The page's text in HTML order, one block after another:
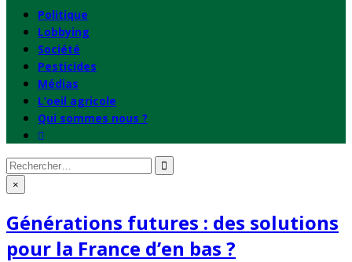
Politique
Lobbying
Société
Pesticides
Médias
L’oeil agricole
Qui sommes nous ?
Rechercher
: ×
Générations futures : des solutions
pour la France d’en bas ?